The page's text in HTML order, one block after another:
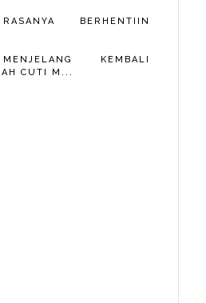
BERHENTIIN
KEMBALI
CUTI M...